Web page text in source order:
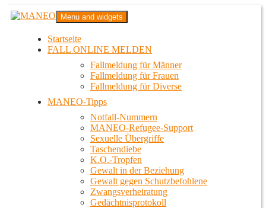
Zum
InhaltMANEO
Das schwule Anti-Gewalt-Projekt in Berlin
Menu and widgets
Startseite
FALL ONLINE MELDEN
Fallmeldung für Männer
Fallmeldung für Frauen
Fallmeldung für Diverse
MANEO-Tipps
Notfall-Nummern
MANEO-Refugee-Support
Sexuelle Übergriffe
Taschendiebe
K.O.-Tropfen
Gewalt in der Beziehung
Gewalt gegen Schutzbefohlene
Zwangsverheiratung
Gedächtnisprotokoll